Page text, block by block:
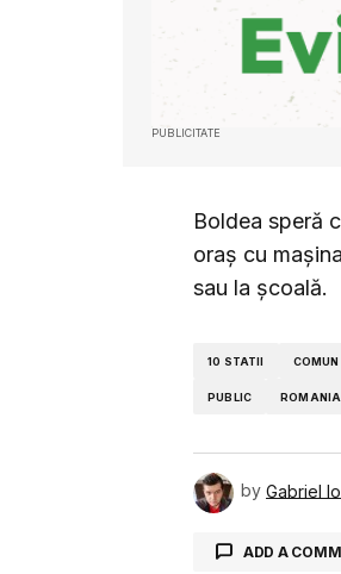
PUBLICITATE
Boldea speră
oraș cu
sau la școală.
10 STATII COMUN
PUBLIC ROMANIA
by Gabriel
ADD A